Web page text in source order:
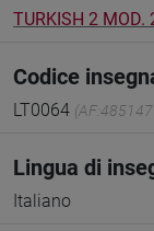
TURKISH 2 MOD.
Codice
LT0064
Lingua di
Italiano